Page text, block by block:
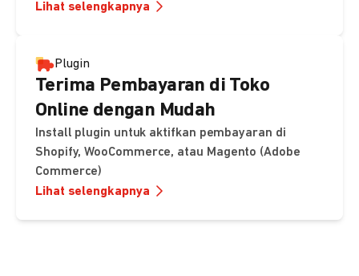
Lihat selengkapnya
Plugin
Terima Pembayaran di Toko
Online dengan Mudah
Install plugin untuk aktifkan pembayaran di
Shopify, WooCommerce, atau Magento (Adobe
Commerce)
Lihat selengkapnya